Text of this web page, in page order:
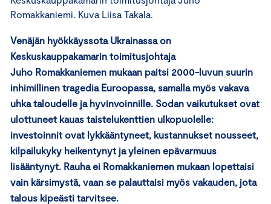
Romakkaniemi. Kuva Liisa Takala.
Venäjän hyökkäyssota Ukrainassa on
Keskuskauppakamarin toimitusjohtaja
Juho Romakkaniemen mukaan paitsi 2000-luvun suurin
inhimillinen tragedia Euroopassa, samalla myös vakava
uhka taloudelle ja hyvinvoinnille. Sodan vaikutukset ovat
ulottuneet kauas taistelukenttien ulkopuolelle:
investoinnit ovat lykkääntyneet, kustannukset nousseet,
kilpailukyky heikentynyt ja yleinen epävarmuus
lisääntynyt. Rauha ei Romakkaniemen mukaan lopettaisi
vain kärsimystä, vaan se palauttaisi myös vakauden, jota
talous kipeästi tarvitsee.